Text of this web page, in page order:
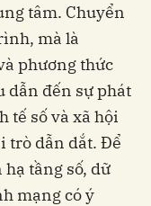
tâm. Chuyển
mà là
phương thức
dẫn đến sự phát
tế số và xã hội
trò dẫn dắt. Để
tầng số, dữ
mạng có ý